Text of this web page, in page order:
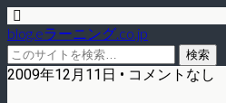
blog.eラーニング.co.jp
2009年12月11日 • コメントなし